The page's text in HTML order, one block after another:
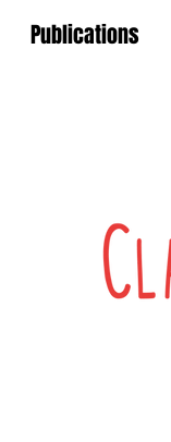
Publications